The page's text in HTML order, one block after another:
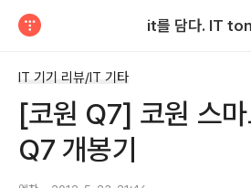
it를 담다. IT
IT 기기 리뷰/IT 기타
[코원 Q7] 코원 스
Q7 개봉기